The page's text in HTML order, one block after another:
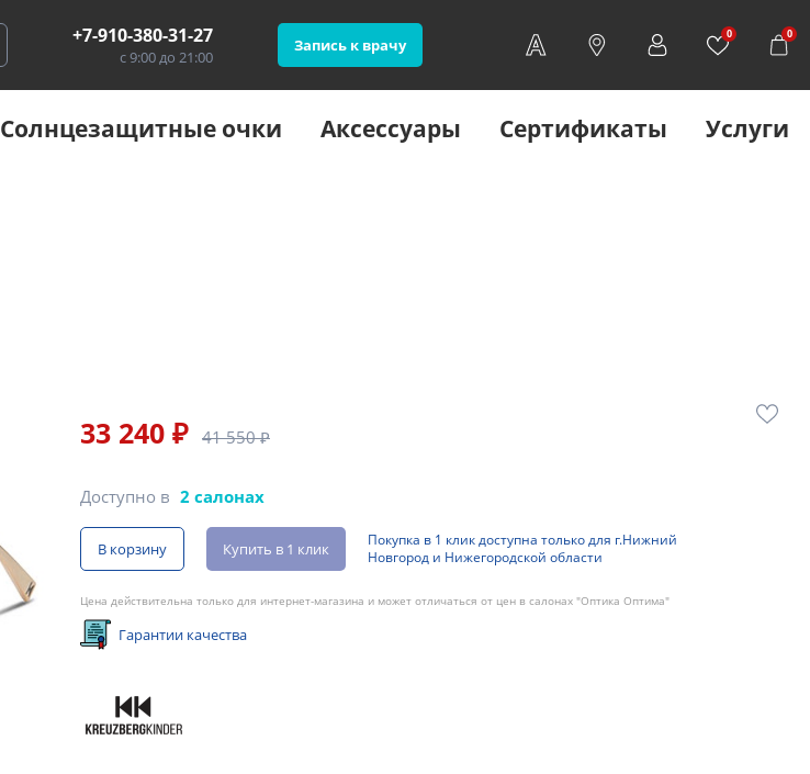
+7-910-380-31-27
с 9:00 до 21:00
Запись к врачу
0 0
Солнцезащитные очки Аксессуары Сертификаты Услуги
33 240 ₽ 41 550 ₽
Доступно в 2 салонах
В корзину Купить в 1 клик
Покупка в 1 клик доступна только для г.Нижний
Новгород и Нижегородской области
Цена действительна только для интернет-магазина и может отличаться от цен в салонах "Оптика Оптима"
Гарантии качества